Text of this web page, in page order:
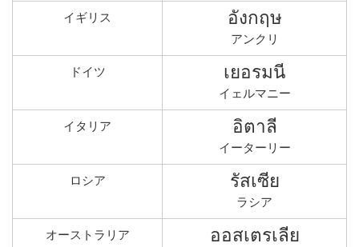
イギリス อังกฤษ
アンクリ
ドイツ เยอรมนี
イェルマニー
イタリア อิตาลี
イーターリー
ロシア รัสเซีย
ラシア
オーストラリア ออสเตรเลีย